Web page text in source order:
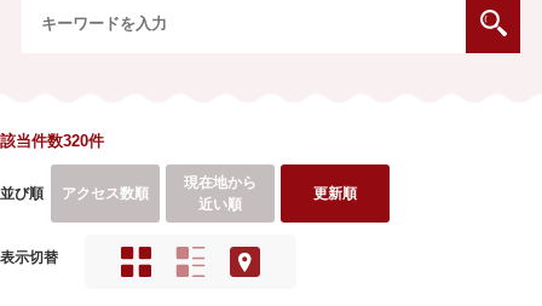
該当件数320件
並び順 アクセス数順
現在地から
近い順
更新順
表示切替